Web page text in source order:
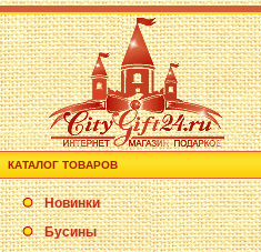
КАТАЛОГ ТОВАРОВ
Новинки
Бусины